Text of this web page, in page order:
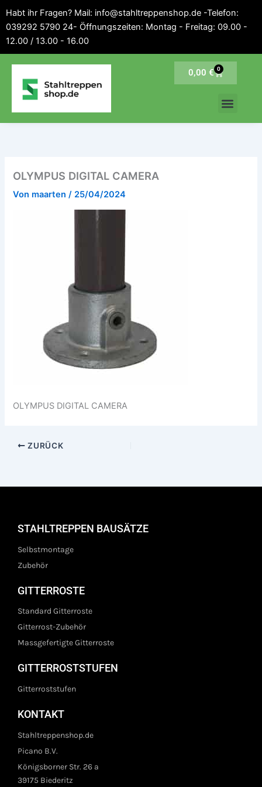
springen
Habt ihr Fragen? Mail: info@stahltreppenshop.de -Telefon:
039292 5790 24- Öffnungszeiten: Montag - Freitag: 09.00 -
12.00 / 13.00 - 16.00
0,00 € 0
Warenkorb
OLYMPUS DIGITAL CAMERA
Von maarten/ 25/04/2024
OLYMPUS DIGITAL CAMERA
ZURÜCK
STAHLTREPPEN BAUSÄTZE
Selbstmontage
Zubehör
GITTERROSTE
Standard Gitterroste
Gitterrost-Zubehör
Massgefertigte Gitterroste
GITTERROSTSTUFEN
Gitterroststufen
KONTAKT
Stahltreppenshop.de
Picano B.V.
Königsborner Str. 26 a
39175 Biederitz